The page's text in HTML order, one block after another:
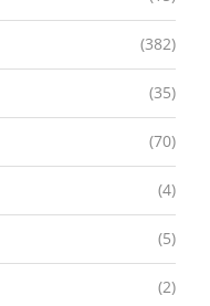
(382)
(35)
(70)
(4)
(5)
(2)